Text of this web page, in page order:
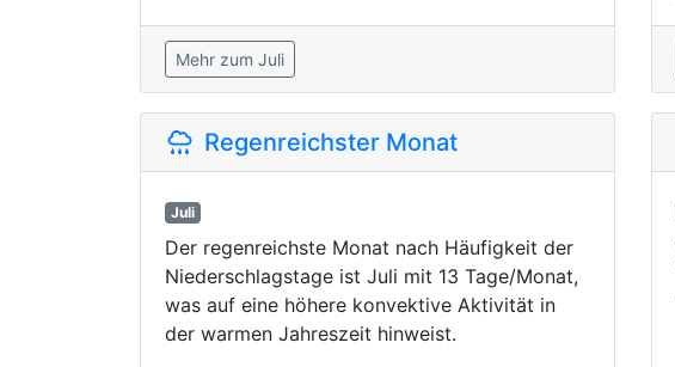
Mehr zum Juli
Regenreichster Monat
Juli
Der regenreichste Monat nach Häufigkeit der
Niederschlagstage ist Juli mit 13 Tage/Monat,
was auf eine höhere konvektive Aktivität in
der warmen Jahreszeit hinweist.